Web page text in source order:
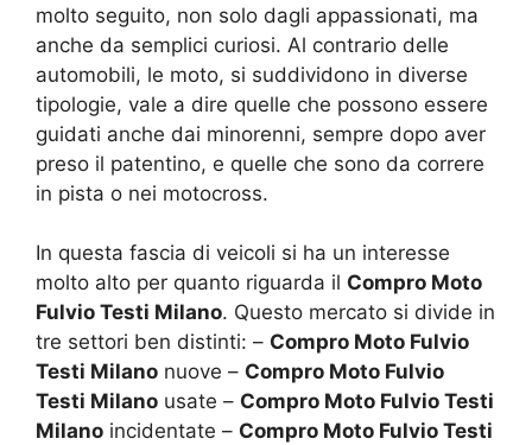
molto seguito, non solo dagli appassionati, ma
anche da semplici curiosi. Al contrario delle
automobili, le moto, si suddividono in diverse
tipologie, vale a dire quelle che possono essere
guidati anche dai minorenni, sempre dopo aver
preso il patentino, e quelle che sono da correre
in pista o nei motocross.
In questa fascia di veicoli si ha un interesse
molto alto per quanto riguarda il Compro Moto
Fulvio Testi Milano. Questo mercato si divide in
tre settori ben distinti: – Compro Moto Fulvio
Testi Milano nuove – Compro Moto Fulvio
Testi Milano usate – Compro Moto Fulvio Testi
Milano incidentate – Compro Moto Fulvio Testi